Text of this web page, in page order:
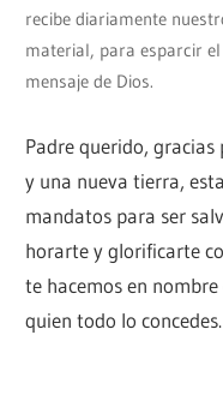
recibe diariamente
material, para esparcir el
mensaje de Dios.
Padre querido,
y una nueva tierra,
mandatos para ser
horarte y glorificarte
te hacemos en
quien todo lo concedes.